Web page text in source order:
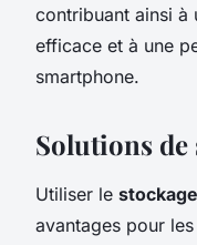
contribuant ainsi à
efficace et à une
smartphone.
Solutions de
Utiliser le
avantages pour